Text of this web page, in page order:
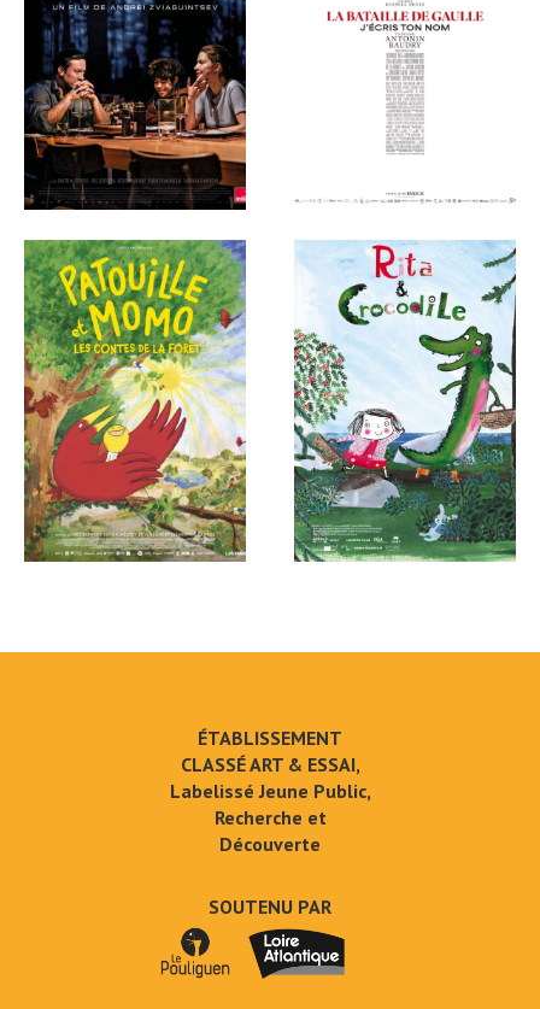
ÉTABLISSEMENT
CLASSÉ ART & ESSAI,
Labelissé Jeune Public,
Recherche et
Découverte
SOUTENU PAR